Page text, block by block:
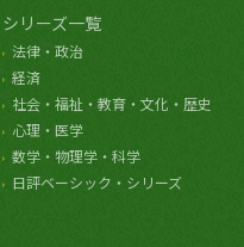
シリーズ一覧
法律・政治
経済
社会・福祉・教育・文化・歴史
心理・医学
数学・物理学・科学
日評ベーシック・シリーズ